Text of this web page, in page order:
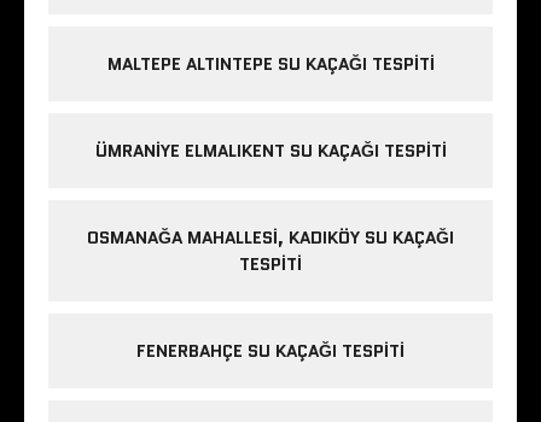
MALTEPE ALTINTEPE SU KAÇAĞI TESPITI
ÜMRANIYE ELMALIKENT SU KAÇAĞI TESPITI
OSMANAĞA MAHALLESI, KADIKÖY SU KAÇAĞI
TESPITI
FENERBAHÇE SU KAÇAĞI TESPITI